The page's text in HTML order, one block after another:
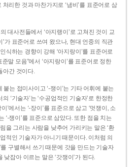
처리한 것과 마찬가지로 ‘냄비’를 표준어로 삼
대사전들에서 ‘아지랭이’로 고쳐진 것이 교
’가 표준어로 쓰여 왔으나, 현대 언중의 직관
식하는 경향이 강해 ‘아지랑이’를 표준어로
말 모음”에서 ‘아지랑이’를 표준어로 정한
아간 것이다.
붙는 접미사이고 ‘-쟁이’는 기타 어휘에 붙는
‘기술자’는 ‘수공업적인 기술자’로 한정한
’에서는 ‘-장이’를 표준으로 삼고 ‘멋쟁이, 소
‘-쟁이’를 표준으로 삼았다. 또한 점을 치는
을 그리는 사람을 낮추어 가리키는 말은 ‘환
적인 기술자가 아니기 때문이다. 이처럼 의
를 구별해서 쓰기 때문에 갓을 만드는 기술자
낮잡아 이르는 말은 ‘갓쟁이’가 된다.